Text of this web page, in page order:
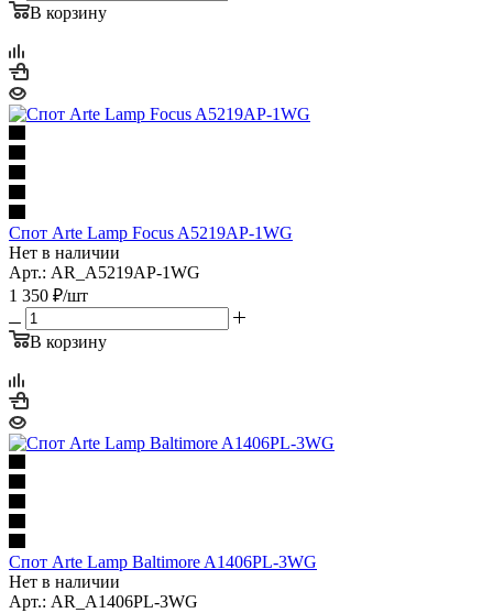
В корзину
Спот Arte Lamp Focus A5219AP-1WG
Нет в наличии
Арт.: AR_A5219AP-1WG
1 350 ₽/шт
В корзину
Спот Arte Lamp Baltimore A1406PL-3WG
Нет в наличии
Арт.: AR_A1406PL-3WG